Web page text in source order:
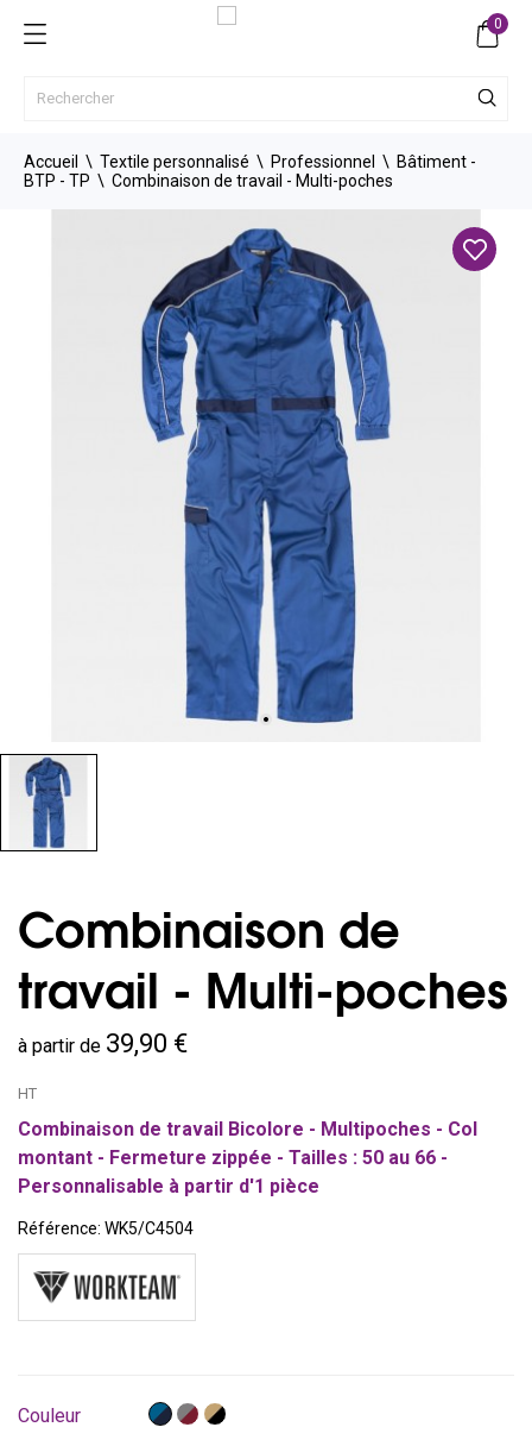
0
Accueil Textile personnalisé Professionnel
Bâtiment -
BTP - TP
Combinaison de travail - Multi-poches
Combinaison de
travail - Multi-poches
à partir de 39,90 €
HT
Combinaison de travail Bicolore - Multipoches - Col
montant - Fermeture zippée - Tailles : 50 au 66 -
Personnalisable à partir d'1 pièce
Référence: WK5/C4504
Couleur
BleuGrisBeige